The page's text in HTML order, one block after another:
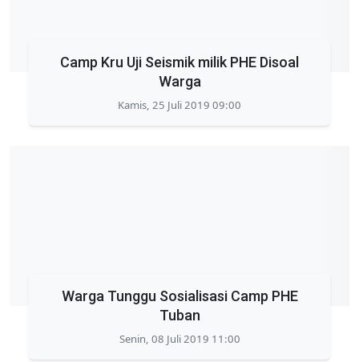
Camp Kru Uji Seismik milik PHE Disoal
Warga
Kamis, 25 Juli 2019 09:00
Warga Tunggu Sosialisasi Camp PHE
Tuban
Senin, 08 Juli 2019 11:00